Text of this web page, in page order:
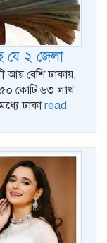
যে ২ জেলা
আয় বেশি ঢাকায়,
কোটি ৬৩ লাখ
ঢাকাread